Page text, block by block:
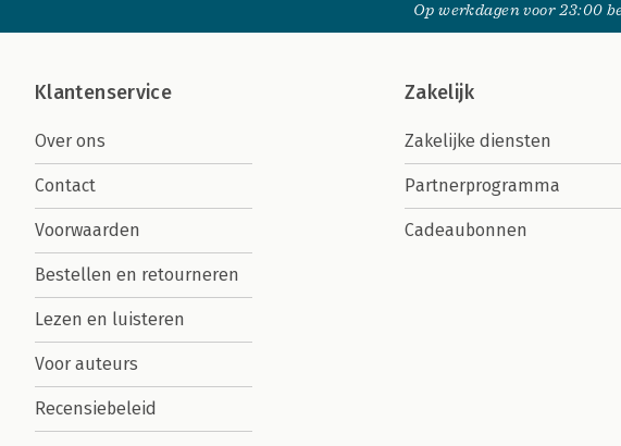
Op werkdagen voor 23:00
Klantenservice
Over ons
Contact
Voorwaarden
Bestellen en retourneren
Lezen en luisteren
Voor auteurs
Recensiebeleid
Zakelijk
Zakelijke diensten
Partnerprogramma
Cadeaubonnen